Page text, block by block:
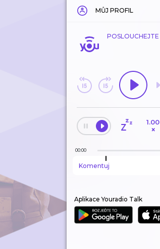
MŮJ PROFIL
POSLOUCHEJTE
1.00
×
00:00
Komentuj
Aplikace Youradio Talk